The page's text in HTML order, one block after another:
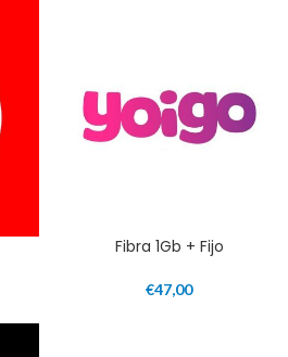
Fibra 1Gb + Fijo
€47,00